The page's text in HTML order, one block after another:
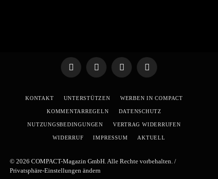
TelegramWhatsApp
X
YouTube
KONTAKT UNTERSTÜTZEN WERBEN IN COMPACT
KOMMENTARREGELN DATENSCHUTZ
NUTZUNGSBEDINGUNGEN VERTRAG WIDERRUFEN
WIDERRUF IMPRESSUM AKTUELL
© 2026 COMPACT-Magazin GmbH. Alle Rechte vorbehalten. /
Privatsphäre-Einstellungen ändern